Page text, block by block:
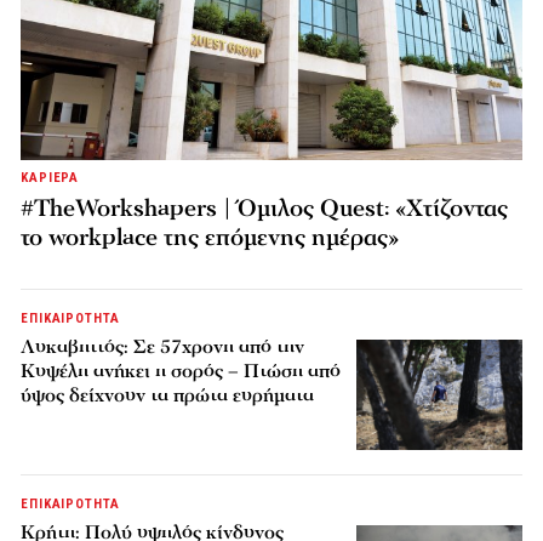
ΚΑΡΙΕΡΑ
#TheWorkshapers | Όμιλος Quest: «Χτίζοντας
το workplace της επόμενης ημέρας»
ΕΠΙΚΑΙΡΟΤΗΤΑ
Λυκαβηττός: Σε 57χρονη από την
Κυψέλη ανήκει η σορός – Πτώση από
ύψος δείχνουν τα πρώτα ευρήματα
ΕΠΙΚΑΙΡΟΤΗΤΑ
Κρήτη: Πολύ υψηλός κίνδυνος